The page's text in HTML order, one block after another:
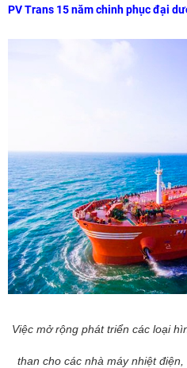
PV Trans 15 năm chinh phục đại
Việc mở rộng phát triển các loại
than cho các nhà máy nhiệt